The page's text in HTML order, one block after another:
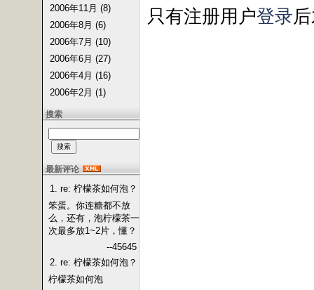
2006年11月 (8)
2006年8月 (6)
2006年7月 (10)
2006年6月 (27)
2006年4月 (16)
2006年2月 (1)
搜索
最新评论
1. re: 柠檬茶如何泡？
笨蛋。你连糖都不放
么，还有，泡柠檬茶一
次最多放1~2片，懂？
--45645
2. re: 柠檬茶如何泡？
柠檬茶如何泡
只有注册用户登录